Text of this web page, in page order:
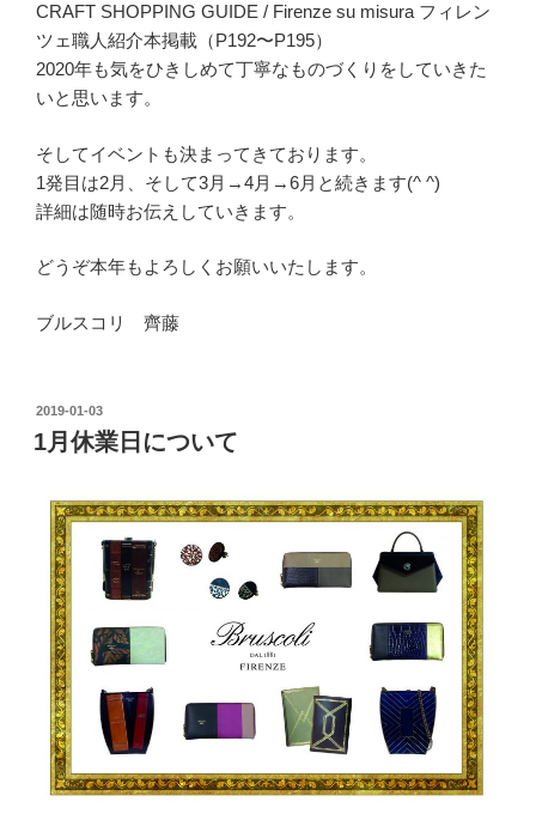
CRAFT SHOPPING GUIDE / Firenze su misura フィレン
ツェ職人紹介本掲載（P192〜P195）
2020年も気をひきしめて丁寧なものづくりをしていきた
いと思います。
そしてイベントも決まってきております。
1発目は2月、そして3月→4月→6月と続きます(^ ^)
詳細は随時お伝えしていきます。
どうぞ本年もよろしくお願いいたします。
ブルスコリ 齊藤
2019-01-03
1月休業日について